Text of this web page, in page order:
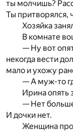
ты молчишь?
Ты притворялся,
Хозяйка
В комнате
— Ну вот
некогда вести
мало и ухожу
— А муж-то
Ирина опять
— Нет
И дочки нет.
Женщина